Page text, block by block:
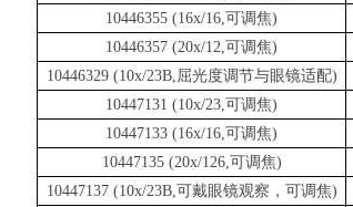
10446355 (16x/16,可调焦)
10446357 (20x/12,可调焦)
10446329 (10x/23B,屈光度调节与眼镜适配)
10447131 (10x/23,可调焦)
10447133 (16x/16,可调焦)
10447135 (20x/126,可调焦)
10447137 (10x/23B,可戴眼镜观察，可调焦)